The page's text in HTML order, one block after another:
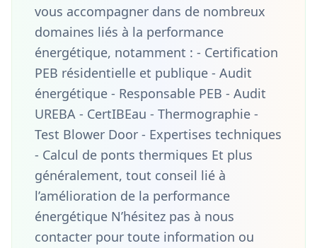
vous accompagner dans de nombreux
domaines liés à la performance
énergétique, notamment : - Certification
PEB résidentielle et publique - Audit
énergétique - Responsable PEB - Audit
UREBA - CertIBEau - Thermographie -
Test Blower Door - Expertises techniques
- Calcul de ponts thermiques Et plus
généralement, tout conseil lié à
l’amélioration de la performance
énergétique N’hésitez pas à nous
contacter pour toute information ou